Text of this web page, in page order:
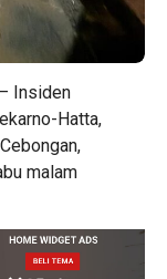
Insiden
Hatta,
malam